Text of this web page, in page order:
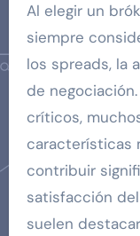
Al elegir un bróker de Forex, los traders casi
siempre
los spreads, la
de
críticos,
características
contribuir
satisfacción
suelen